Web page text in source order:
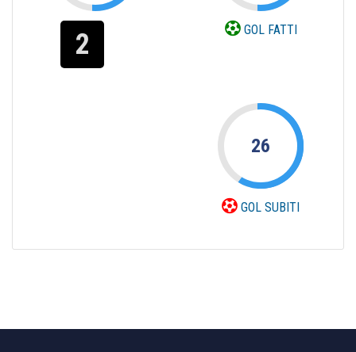
2 GOL FATTI
26
GOL SUBITI